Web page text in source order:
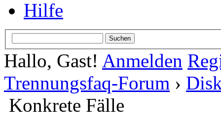
Hilfe
Hallo, Gast! Anmelden
Trennungsfaq-Forum ›
Konkrete Fälle